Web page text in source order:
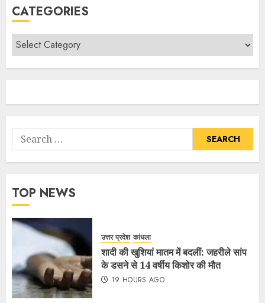
CATEGORIES
TOP NEWS
उत्तर प्रदेश कांधला
शादी की खुशियां मातम में बदलीं: जहरीले सांप
के डसने से 14 वर्षीय किशोर की मौत
19 HOURS AGO